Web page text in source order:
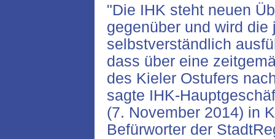
"Die IHK steht neuen
gegenüber und wird
selbstverständlich
dass über eine
des Kieler Ostufers
sagte IHK-
(7. November 2014) in
Befürworter der